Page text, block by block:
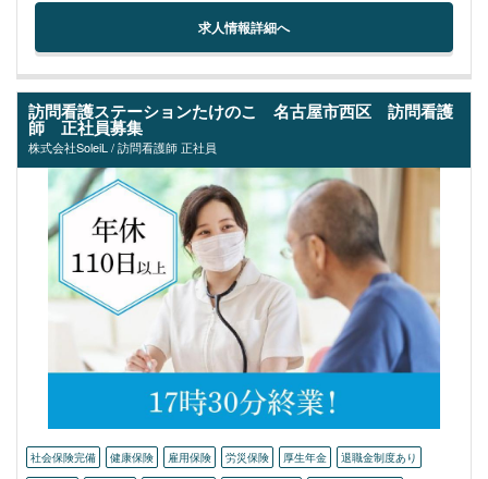
求人情報詳細へ
訪問看護ステーションたけのこ 名古屋市西区 訪問看護
師 正社員募集
株式会社SoleiL / 訪問看護師 正社員
社会保険完備 健康保険 雇用保険 労災保険 厚生年金
退職金制度あり